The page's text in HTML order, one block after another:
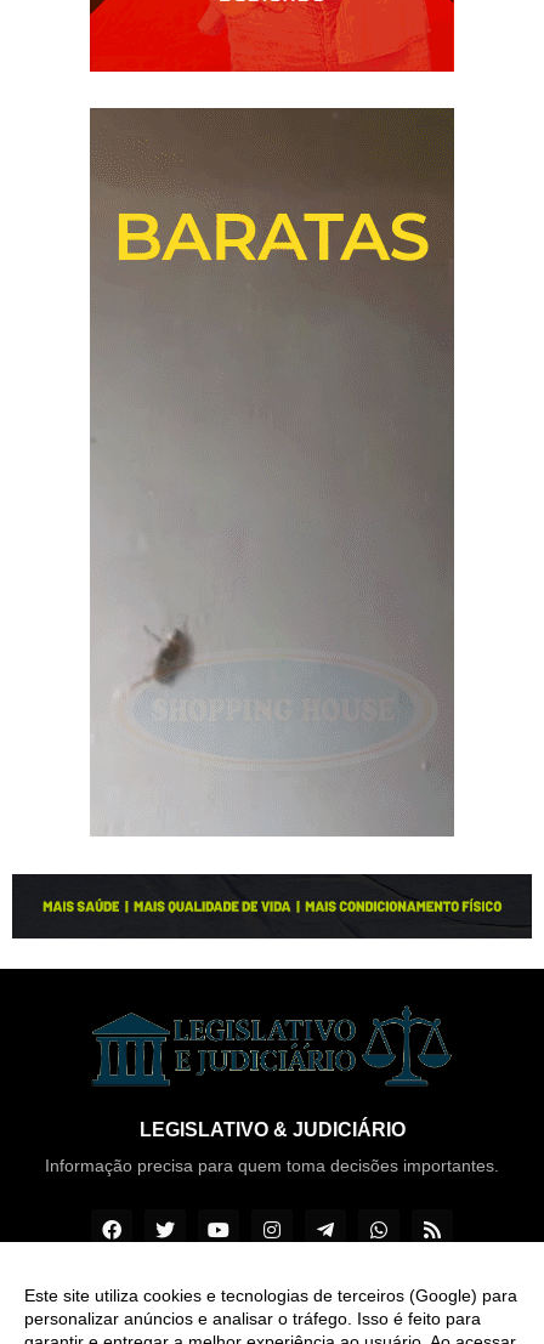
LEGISLATIVO & JUDICIÁRIO
Informação precisa para quem toma decisões importantes.
Copyright © 2026Legislativo & Judiciário
Este site utiliza cookies e tecnologias de terceiros (Google) para
personalizar anúncios e analisar o tráfego. Isso é feito para